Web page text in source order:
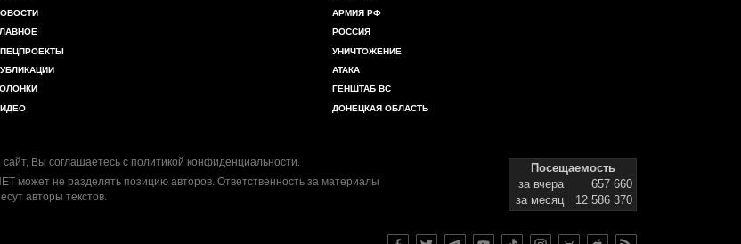
АРМИЯ РФ
РОССИЯ
УНИЧТОЖЕНИЕ
АТАКА
ГЕНШТАБ ВС
ДОНЕЦКАЯ ОБЛАСТЬ
Вы соглашаетесь с политикой конфиденциальности.
может не разделять позицию авторов. Ответственность за материалы
авторы текстов.
Посещаемость
за вчера
657 660
за месяц
12 586 370